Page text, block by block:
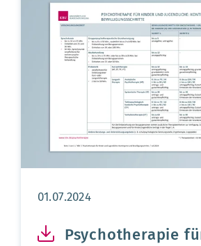
Aktualisierungsdatum:
01.07.2024
Psychotherapie